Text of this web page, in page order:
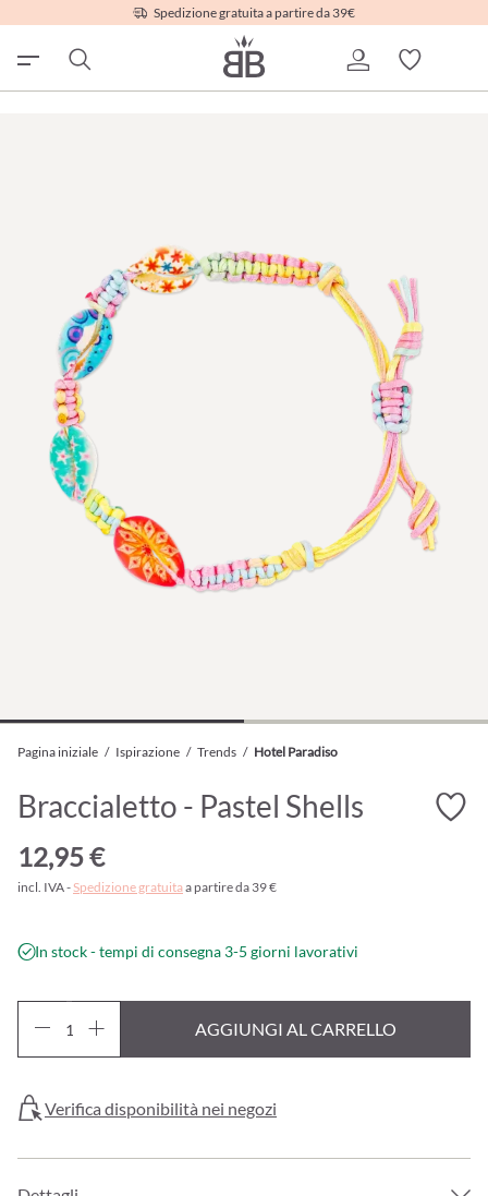
Spedizione gratuita a partire da 39€
Pagina iniziale / Ispirazione / Trends / Hotel Paradiso
Braccialetto - Pastel Shells
12,95 €
incl. IVA - Spedizione gratuitaa partire da 39 €
In stock - tempi di consegna 3-5 giorni lavorativi
AGGIUNGI AL CARRELLO
Verifica disponibilità nei negozi